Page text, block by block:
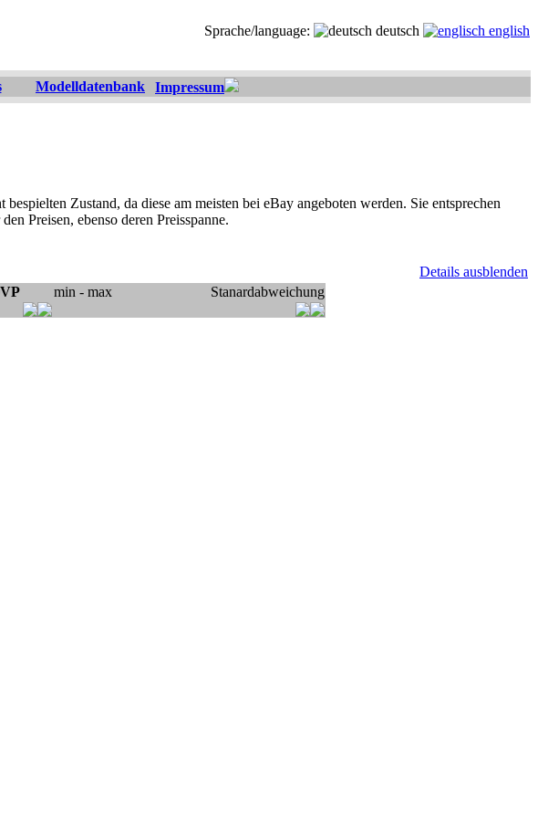
Sprache/language: deutsch english
Modelldatenbank Impressum
Zustand, da diese am meisten bei eBay angeboten werden. Sie entsprechen
Preisen, ebenso deren Preisspanne.
Details ausblenden
min - max Stanardabweichung